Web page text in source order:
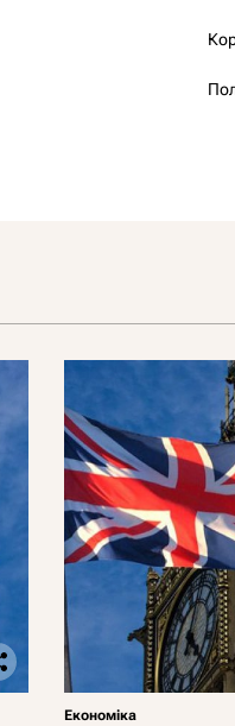
Економіка